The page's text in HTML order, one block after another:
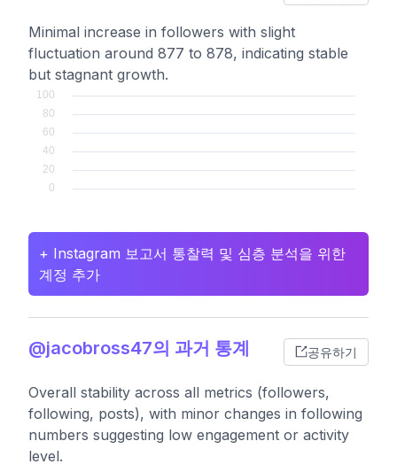
Minimal increase in followers with slight
fluctuation around 877 to 878, indicating stable
but stagnant growth.
+ Instagram 보고서 통찰력 및 심층 분석을 위한
계정 추가
@jacobross47의 과거 통계 공유하기
Overall stability across all metrics (followers,
following, posts), with minor changes in following
numbers suggesting low engagement or activity
level.